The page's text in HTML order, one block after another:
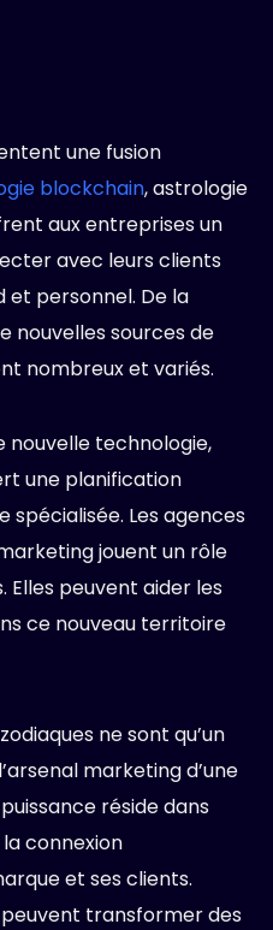
une fusion
blockchain, astrologie
aux entreprises un
avec leurs clients
et personnel. De la
nouvelles sources de
nombreux et variés.
technologie,
une planification
spécialisée. Les agences
jouent un rôle
Elles peuvent aider les
ce nouveau territoire
ne sont qu’un
marketing d’une
réside dans
connexion
et ses clients.
peuvent transformer des